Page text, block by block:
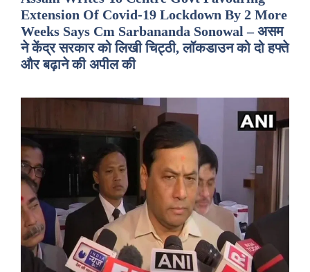
Extension Of Covid-19 Lockdown By 2 More
Weeks Says Cm Sarbananda Sonowal – असम
ने केंद्र सरकार को लिखी चिट्ठी, लॉकडाउन को दो हफ्ते
और बढ़ाने की अपील की